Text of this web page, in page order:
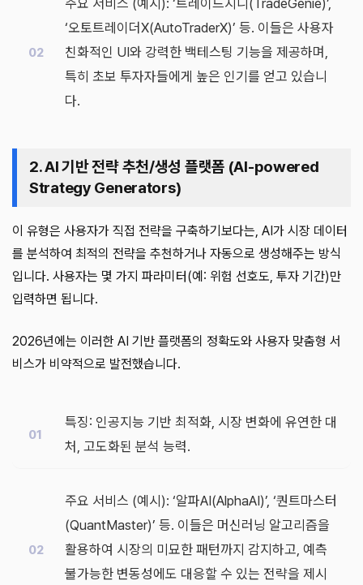
주요 서비스 (예시): ‘트레이드지니(TradeGenie)’,
‘오토트레이더X(AutoTraderX)’ 등. 이들은 사용자
친화적인 UI와 강력한 백테스팅 기능을 제공하며,
특히 초보 투자자들에게 높은 인기를 얻고 있습니
다.
2. AI 기반 전략 추천/생성 플랫폼 (AI-powered
Strategy Generators)
이 유형은 사용자가 직접 전략을 구축하기보다는, AI가 시장 데이터
를 분석하여 최적의 전략을 추천하거나 자동으로 생성해주는 방식
입니다. 사용자는 몇 가지 파라미터(예: 위험 선호도, 투자 기간)만
입력하면 됩니다.
2026년에는 이러한 AI 기반 플랫폼의 정확도와 사용자 맞춤형 서
비스가 비약적으로 발전했습니다.
특징: 인공지능 기반 최적화, 시장 변화에 유연한 대
처, 고도화된 분석 능력.
주요 서비스 (예시): ‘알파AI(AlphaAI)’, ‘퀀트마스터
(QuantMaster)’ 등. 이들은 머신러닝 알고리즘을
활용하여 시장의 미묘한 패턴까지 감지하고, 예측
불가능한 변동성에도 대응할 수 있는 전략을 제시